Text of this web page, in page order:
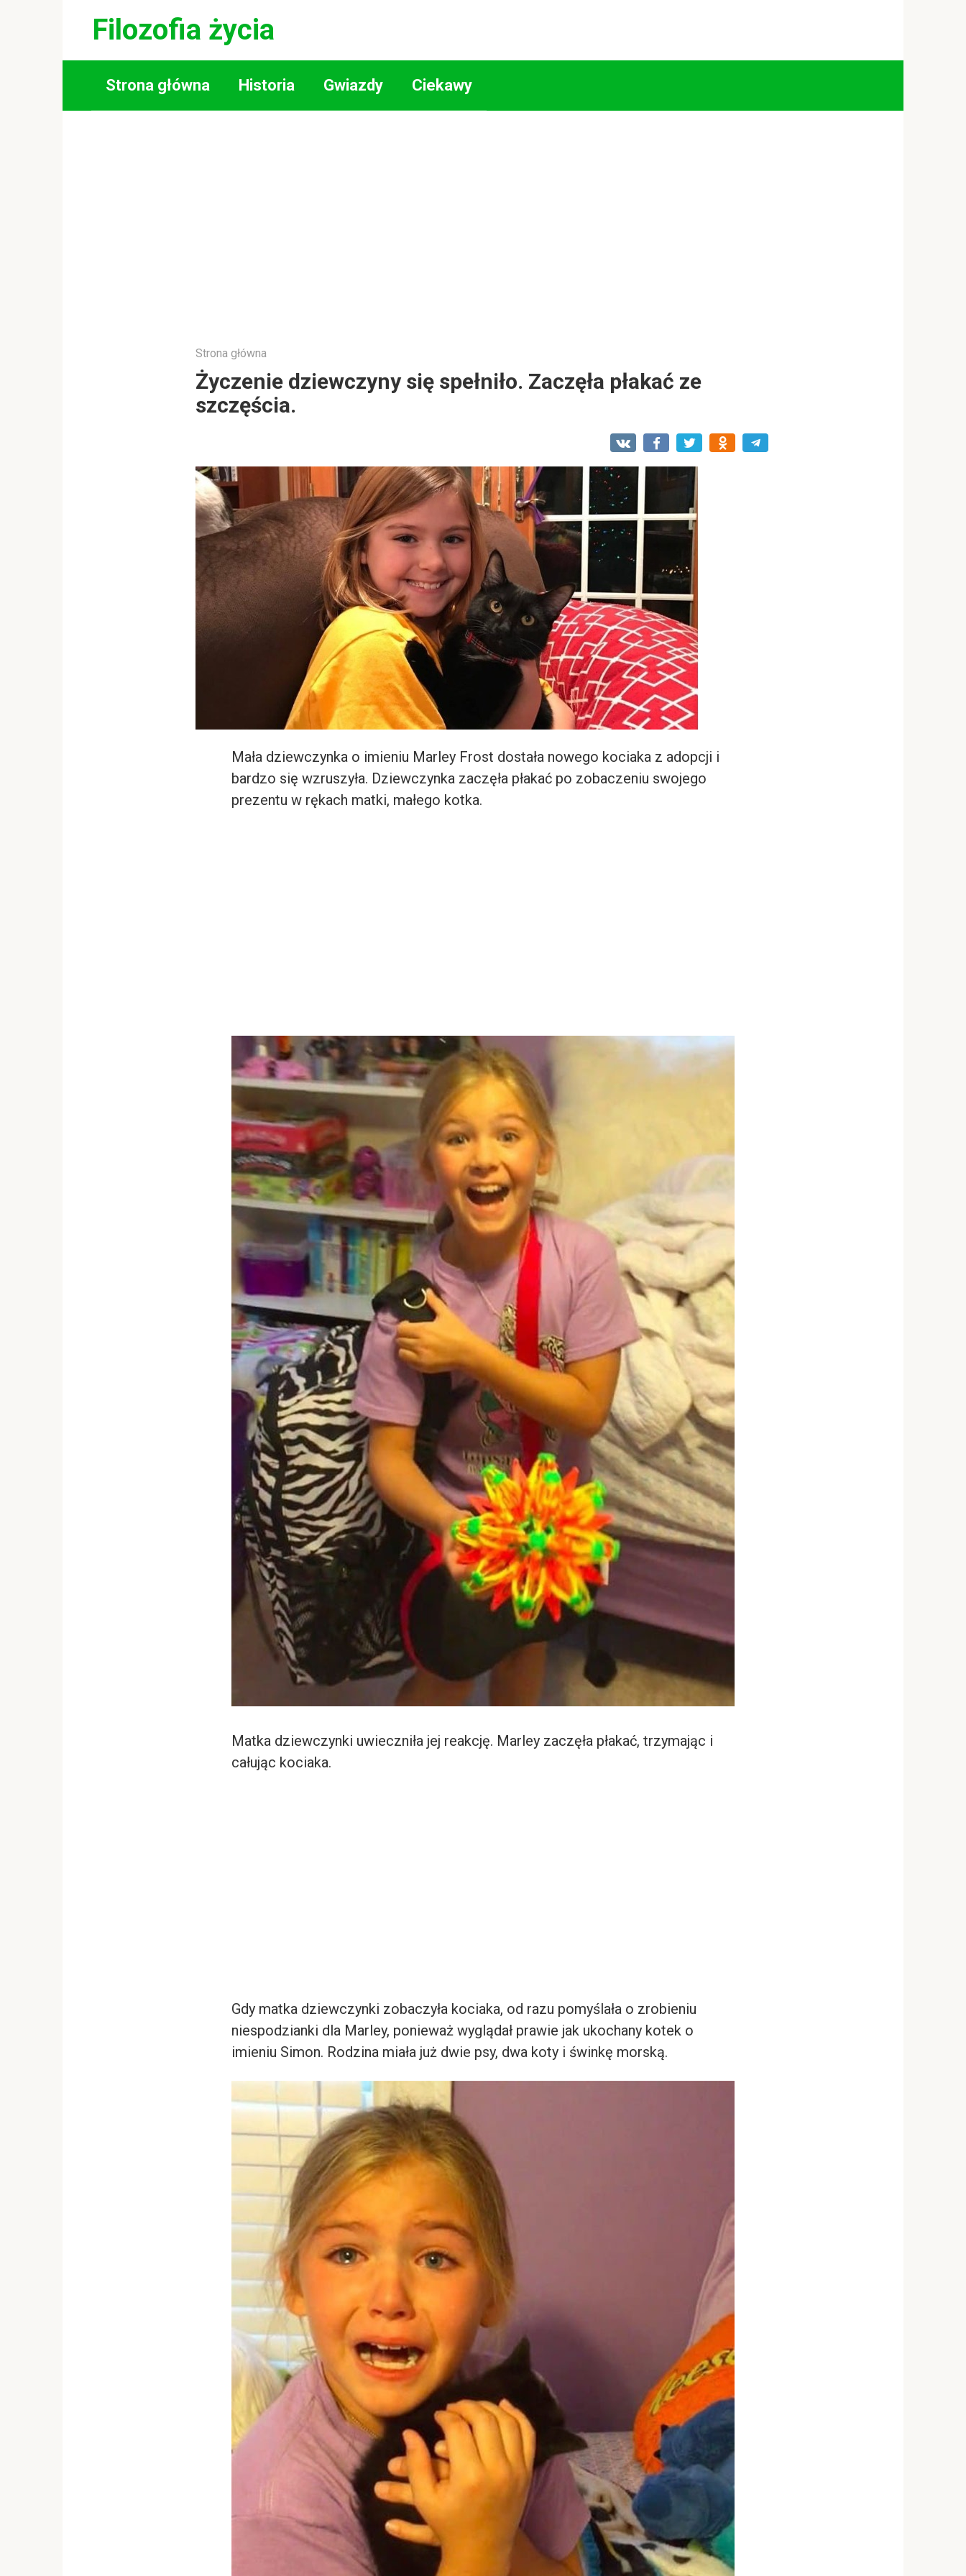
Filozofia życia
Strona główna Historia Gwiazdy Ciekawy
Strona główna
Życzenie dziewczyny się spełniło. Zaczęła płakać ze
szczęścia.
Mała dziewczynka o imieniu Marley Frost dostała nowego kociaka z adopcji i
bardzo się wzruszyła. Dziewczynka zaczęła płakać po zobaczeniu swojego
prezentu w rękach matki, małego kotka.
Matka dziewczynki uwieczniła jej reakcję. Marley zaczęła płakać, trzymając i
całując kociaka.
Gdy matka dziewczynki zobaczyła kociaka, od razu pomyślała o zrobieniu
niespodzianki dla Marley, ponieważ wyglądał prawie jak ukochany kotek o
imieniu Simon. Rodzina miała już dwie psy, dwa koty i świnkę morską.